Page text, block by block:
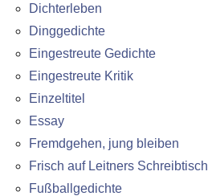
Dichterleben
Dinggedichte
Eingestreute Gedichte
Eingestreute Kritik
Einzeltitel
Essay
Fremdgehen, jung bleiben
Frisch auf Leitners Schreibtisch
Fußballgedichte